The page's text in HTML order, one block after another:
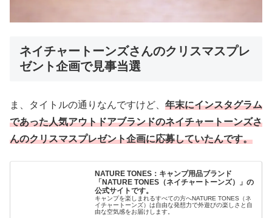
ネイチャートーンズさんのクリスマスプレ
ゼント企画で見事当選
ま、タイトルの通りなんですけど、 年末にインスタグラム
であった人気アウトドアブランドのネイチャートーンズさ
んのクリスマスプレゼント企画に応募していたんです。
NATURE TONES：キャンプ用品ブランド
「NATURE TONES（ネイチャートーンズ）」の
公式サイトです。
キャンプを楽しまれるすべての方へNATURE TONES（ネ
イチャートーンズ）は自由な発想力で外遊びの楽しさと自
由な空気感をお届けします。